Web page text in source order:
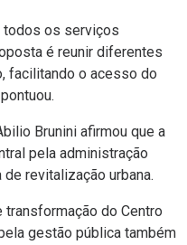
todos os serviços
é reunir diferentes
facilitando o acesso do
Brunini afirmou que a
pela administração
revitalização urbana.
do Centro
gestão pública também